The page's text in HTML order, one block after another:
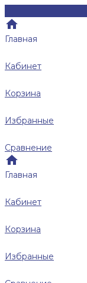
Главная
Кабинет
Корзина
Избранные
Сравнение
Главная
Кабинет
Корзина
Избранные